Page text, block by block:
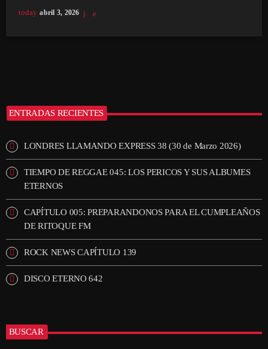
today abril 3, 2026
ENTRADAS RECIENTES
LONDRES LLAMANDO EXPRESS 38 (30 de Marzo 2026)
TIEMPO DE REGGAE 045: LOS PERICOS Y SUS ALBUMES
ETERNOS
CAPÍTULO 005: PREPARANDONOS PARA EL CUMPLEAÑOS
DE RITOQUE FM
ROCK NEWS CAPÍTULO 139
DISCO ETERNO 642
BUSCAR